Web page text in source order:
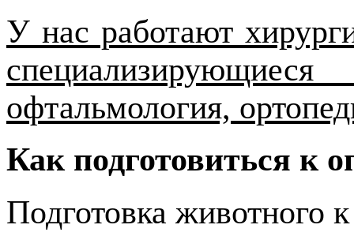
У нас работают
офтальмология,
Как подготовиться к
Подготовка животного